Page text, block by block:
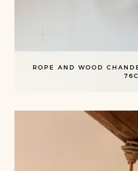
ROPE AND WOOD